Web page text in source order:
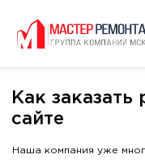
Как
сайте
Наша компания уже